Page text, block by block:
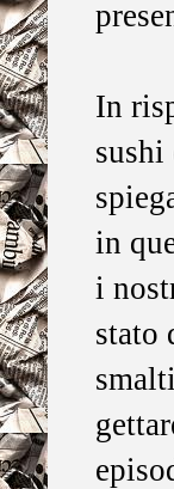
In
sushi
in
i
stato